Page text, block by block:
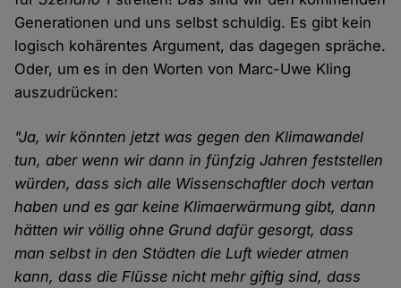
Generationen und uns selbst schuldig. Es gibt kein
logisch kohärentes Argument, das dagegen spräche.
Oder, um es in den Worten von Marc-Uwe Kling
auszudrücken:
"Ja, wir könnten jetzt was gegen den Klimawandel
tun, aber wenn wir dann in fünfzig Jahren feststellen
würden, dass sich alle Wissenschaftler doch vertan
haben und es gar keine Klimaerwärmung gibt, dann
hätten wir völlig ohne Grund dafür gesorgt, dass
man selbst in den Städten die Luft wieder atmen
kann, dass die Flüsse nicht mehr giftig sind, dass